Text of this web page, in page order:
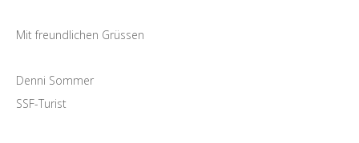
Mit freundlichen Grüssen
Denni Sommer
SSF-Turist